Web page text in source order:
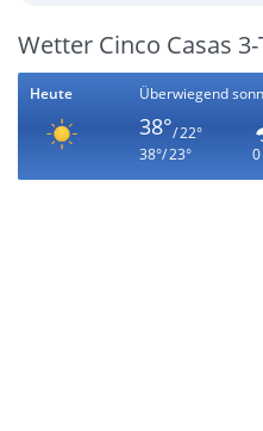
Wetter Cinco Casas
Heute Überwiegend
38°/ 22°
38°/ 23°